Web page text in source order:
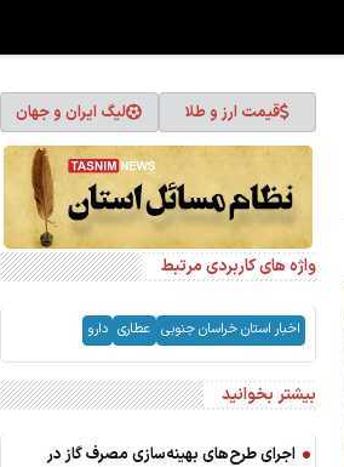
قیمت ارز و طلا لیگ ایران و جهان
واژه های کاربردی مرتبط
اخبار استان خراسان جنوبی عطاری دارو
بیشتر بخوانید
اجرای طرح‌های بهینه‌سازی مصرف گاز در